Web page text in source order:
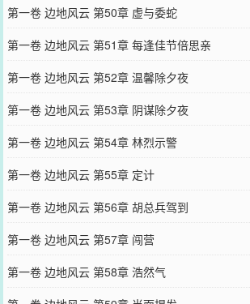
第一卷 边地风云 第50章 虚与委蛇
第一卷 边地风云 第51章 每逢佳节倍思亲
第一卷 边地风云 第52章 温馨除夕夜
第一卷 边地风云 第53章 阴谋除夕夜
第一卷 边地风云 第54章 林烈示警
第一卷 边地风云 第55章 定计
第一卷 边地风云 第56章 胡总兵驾到
第一卷 边地风云 第57章 闯营
第一卷 边地风云 第58章 浩然气